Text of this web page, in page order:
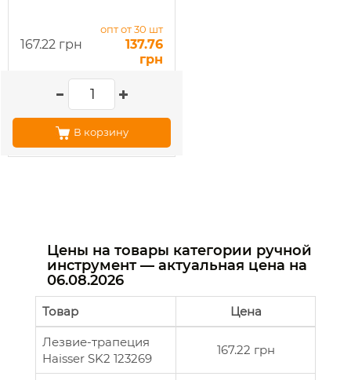
167.22 грн
опт от 30 шт
137.76
грн
В корзину
Цены на товары категории ручной
инструмент — актуальная цена на
06.08.2026
Товар Цена
Лезвие-трапеция
Haisser SK2 123269
167.22 грн